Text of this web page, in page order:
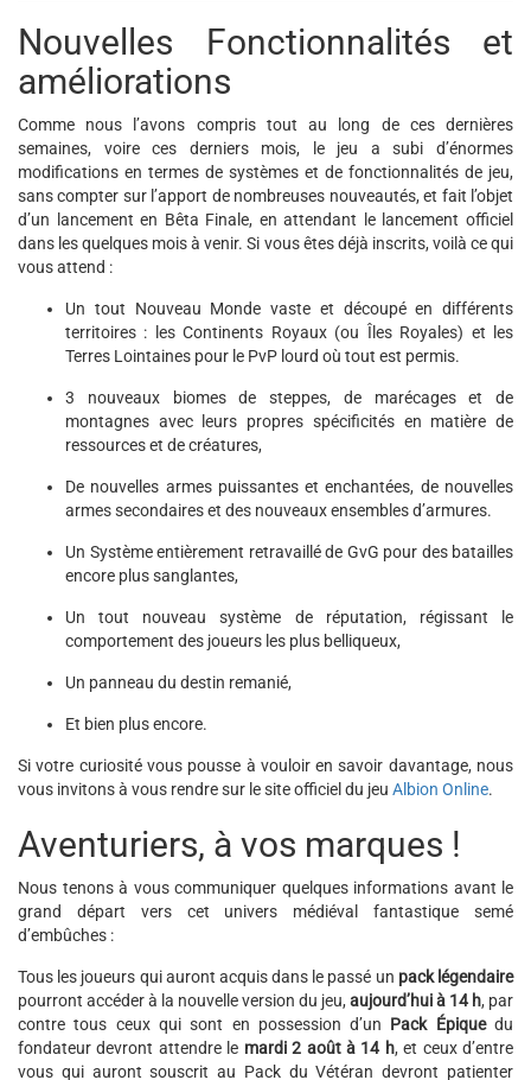
Nouvelles Fonctionnalités et
améliorations
Comme nous l’avons compris tout au long de ces dernières
semaines, voire ces derniers mois, le jeu a subi d’énormes
modifications en termes de systèmes et de fonctionnalités de jeu,
sans compter sur l’apport de nombreuses nouveautés, et fait l’objet
d’un lancement en Bêta Finale, en attendant le lancement officiel
dans les quelques mois à venir. Si vous êtes déjà inscrits, voilà ce qui
vous attend :
Un tout Nouveau Monde vaste et découpé en différents
territoires : les Continents Royaux (ou Îles Royales) et les
Terres Lointaines pour le PvP lourd où tout est permis.
3 nouveaux biomes de steppes, de marécages et de
montagnes avec leurs propres spécificités en matière de
ressources et de créatures,
De nouvelles armes puissantes et enchantées, de nouvelles
armes secondaires et des nouveaux ensembles d’armures.
Un Système entièrement retravaillé de GvG pour des batailles
encore plus sanglantes,
Un tout nouveau système de réputation, régissant le
comportement des joueurs les plus belliqueux,
Un panneau du destin remanié,
Et bien plus encore.
Si votre curiosité vous pousse à vouloir en savoir davantage, nous
vous invitons à vous rendre sur le site officiel du jeu Albion Online.
Aventuriers, à vos marques !
Nous tenons à vous communiquer quelques informations avant le
grand départ vers cet univers médiéval fantastique semé
d’embûches :
Tous les joueurs qui auront acquis dans le passé un pack légendaire
pourront accéder à la nouvelle version du jeu, aujourd’hui à 14 h, par
contre tous ceux qui sont en possession d’un Pack Épiquedu
fondateur devront attendre le mardi2 août à 14 h, et ceux d’entre
vous qui auront souscrit au Pack du Vétéran devront patienter